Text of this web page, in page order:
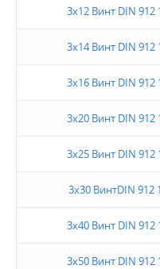
3х12 Винт DIN 912
3х14 Винт DIN 912
3х16 Винт DIN 912
3х20 Винт DIN 912
3х25 Винт DIN 912
3х30 ВинтDIN 912
3х40 Винт DIN 912
3х50 Винт DIN 912